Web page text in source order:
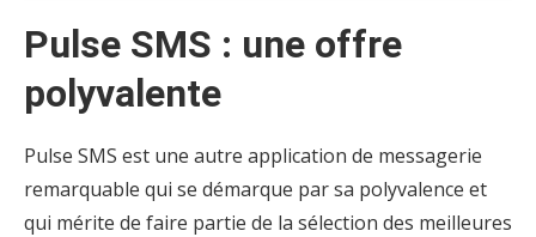
Pulse SMS : une offre
polyvalente
Pulse SMS est une autre application de messagerie
remarquable qui se démarque par sa polyvalence et
qui mérite de faire partie de la sélection des meilleures